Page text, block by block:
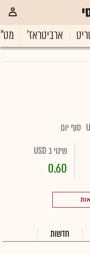
ארביטראז'
סוף יום
שינוי ב USD
0.60
חדשות